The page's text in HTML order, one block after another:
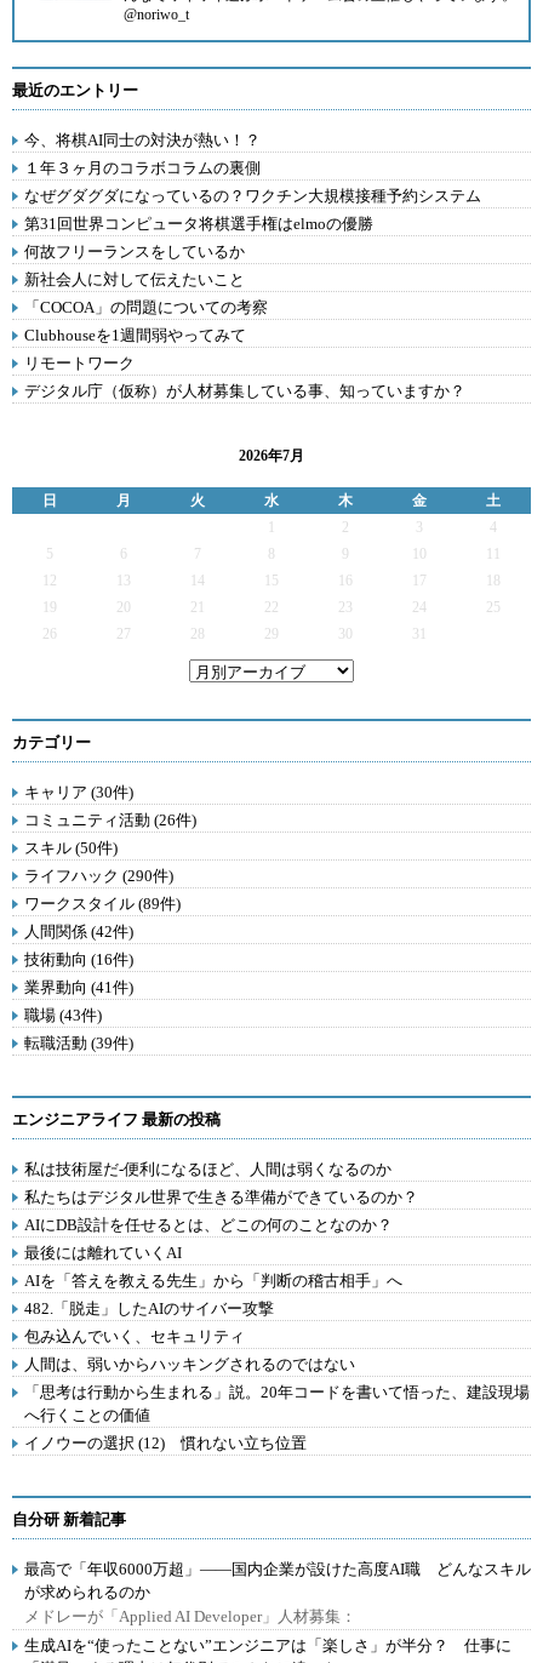
@noriwo_t
最近のエントリー
今、将棋AI同士の対決が熱い！？
１年３ヶ月のコラボコラムの裏側
なぜグダグダになっているの？ワクチン大規模接種予約システム
第31回世界コンピュータ将棋選手権はelmoの優勝
何故フリーランスをしているか
新社会人に対して伝えたいこと
「COCOA」の問題についての考察
Clubhouseを1週間弱やってみて
リモートワーク
デジタル庁（仮称）が人材募集している事、知っていますか？
2026年7月
日 月 火 水 木 金
土
2 3
4
5
6 7 9
12
13 14 15 16 17
19
20 21 22 23 24
25
26
27 28 29 30 31
カテゴリー
キャリア (30件)
コミュニティ活動 (26件)
スキル (50件)
ライフハック (290件)
ワークスタイル (89件)
人間関係 (42件)
技術動向 (16件)
業界動向 (41件)
職場 (43件)
転職活動 (39件)
エンジニアライフ 最新の投稿
私は技術屋だ-便利になるほど、人間は弱くなるのか
私たちはデジタル世界で生きる準備ができているのか？
AIにDB設計を任せるとは、どこの何のことなのか？
最後には離れていくAI
AIを「答えを教える先生」から「判断の稽古相手」へ
482.「脱走」したAIのサイバー攻撃
包み込んでいく、セキュリティ
人間は、弱いからハッキングされるのではない
「思考は行動から生まれる」説。20年コードを書いて悟った、建設現場
へ行くことの価値
イノウーの選択 (12) 慣れない立ち位置
自分研 新着記事
最高で「年収6000万超」――国内企業が設けた高度AI職 どんなスキル
が求められるのか
メドレーが「Applied AI Developer」人材募集：
生成AIを“使ったことない”エンジニアは「楽しさ」が半分？ 仕事に